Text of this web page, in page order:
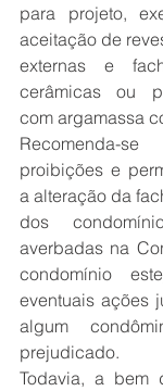
para projeto,
aceitação de
externas e
cerâmicas ou
com argamassa
proibições e
a alteração da
dos
averbadas na
condomínio
eventuais ações
algum
prejudicado.
Todavia, a bem